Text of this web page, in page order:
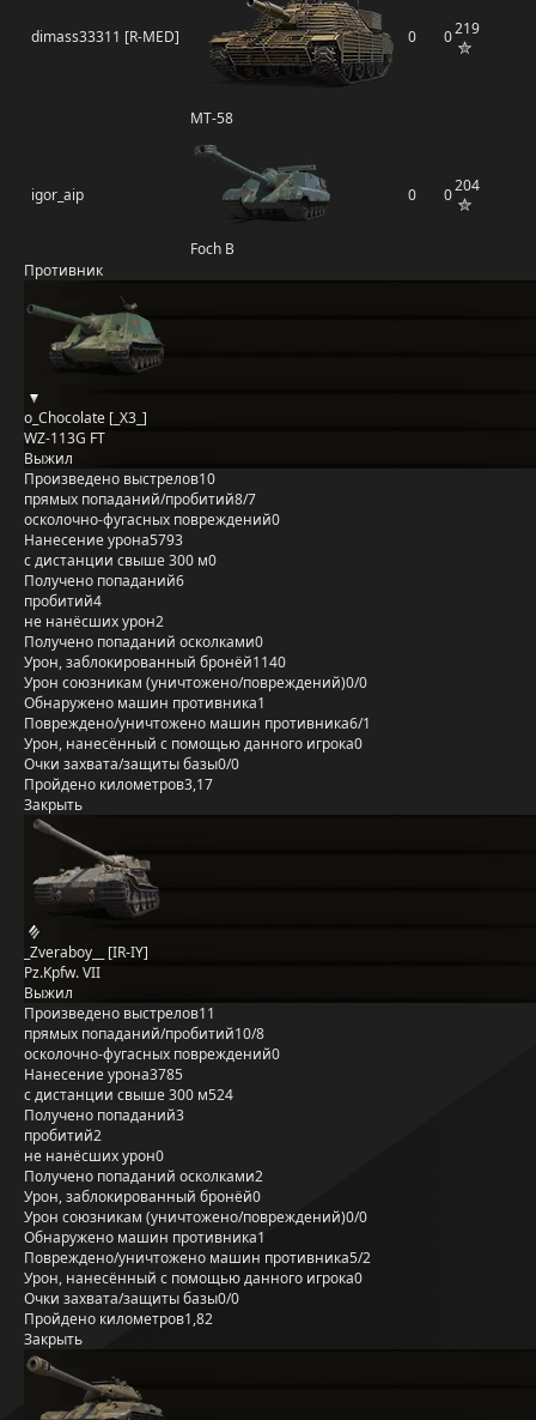
dimass33311 [R-MED]
MT-58
0 0219
igor_aip
Foch B
0 0204
Противник
o_Chocolate [_X3_]
WZ-113G FT
Выжил
Произведено выстрелов10
прямых попаданий/пробитий8/7
осколочно-фугасных повреждений0
Нанесение урона5793
с дистанции свыше 300 м0
Получено попаданий6
пробитий4
не нанёсших урон2
Получено попаданий осколками0
Урон, заблокированный бронёй1140
Урон союзникам (уничтожено/повреждений)0/0
Обнаружено машин противника1
Повреждено/уничтожено машин противника6/1
Урон, нанесённый с помощью данного игрока0
Очки захвата/защиты базы0/0
Пройдено километров3,17
Закрыть
_Zveraboy__ [IR-IY]
Pz.Kpfw. VII
Выжил
Произведено выстрелов11
прямых попаданий/пробитий10/8
осколочно-фугасных повреждений0
Нанесение урона3785
с дистанции свыше 300 м524
Получено попаданий3
пробитий2
не нанёсших урон0
Получено попаданий осколками2
Урон, заблокированный бронёй0
Урон союзникам (уничтожено/повреждений)0/0
Обнаружено машин противника1
Повреждено/уничтожено машин противника5/2
Урон, нанесённый с помощью данного игрока0
Очки захвата/защиты базы0/0
Пройдено километров1,82
Закрыть